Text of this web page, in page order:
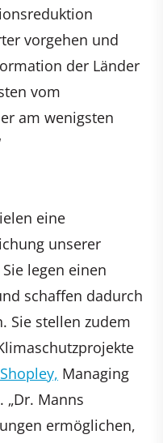
vorgehen und
der Länder
vom
am wenigsten
eine
unserer
legen einen
schaffen dadurch
Sie stellen zudem
Managing
„Dr. Manns
ermöglichen,